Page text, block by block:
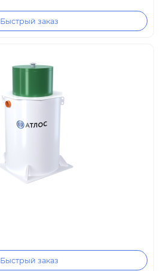
Быстрый заказ
Быстрый заказ